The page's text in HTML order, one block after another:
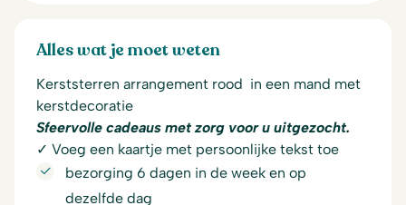
Alles wat je moet weten
Kerststerren arrangement rood in een mand met
kerstdecoratie
Sfeervolle cadeaus met zorg voor u uitgezocht.
✓ Voeg een kaartje met persoonlijke tekst toe
bezorging 6 dagen in de week en op
dezelfde dag